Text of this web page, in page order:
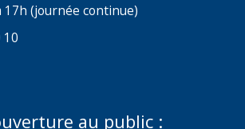
17h (journée continue)
10
au public :